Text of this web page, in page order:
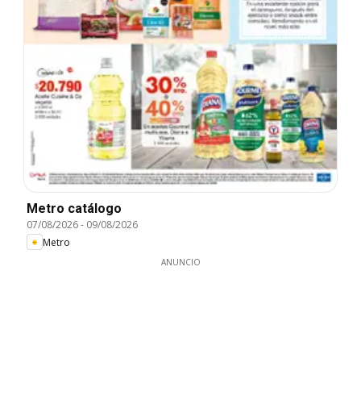
Metro catálogo
07/08/2026- 09/08/2026
Metro
ANUNCIO